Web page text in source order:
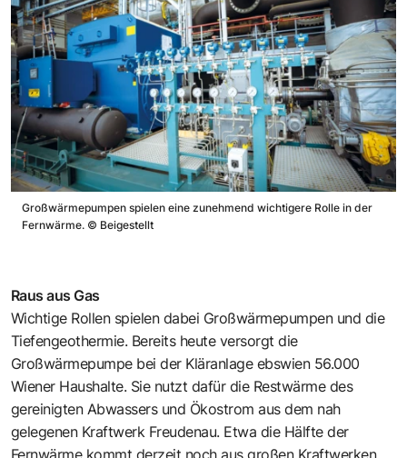
Großwärmepumpen spielen eine zunehmend wichtigere Rolle in der
Fernwärme. © Beigestellt
Raus aus Gas
Wichtige Rollen spielen dabei Großwärmepumpen und die
Tiefengeothermie. Bereits heute versorgt die
Großwärmepumpe bei der Kläranlage ebswien 56.000
Wiener Haushalte. Sie nutzt dafür die Restwärme des
gereinigten Abwassers und Ökostrom aus dem nah
gelegenen Kraftwerk Freudenau. Etwa die Hälfte der
Fernwärme kommt derzeit noch aus großen Kraftwerken,